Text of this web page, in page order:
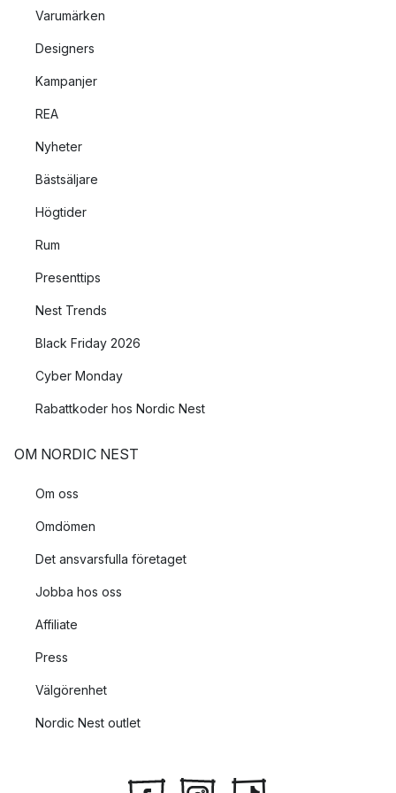
Varumärken
Designers
Kampanjer
REA
Nyheter
Bästsäljare
Högtider
Rum
Presenttips
Nest Trends
Black Friday 2026
Cyber Monday
Rabattkoder hos Nordic Nest
OM NORDIC NEST
Om oss
Omdömen
Det ansvarsfulla företaget
Jobba hos oss
Affiliate
Press
Välgörenhet
Nordic Nest outlet